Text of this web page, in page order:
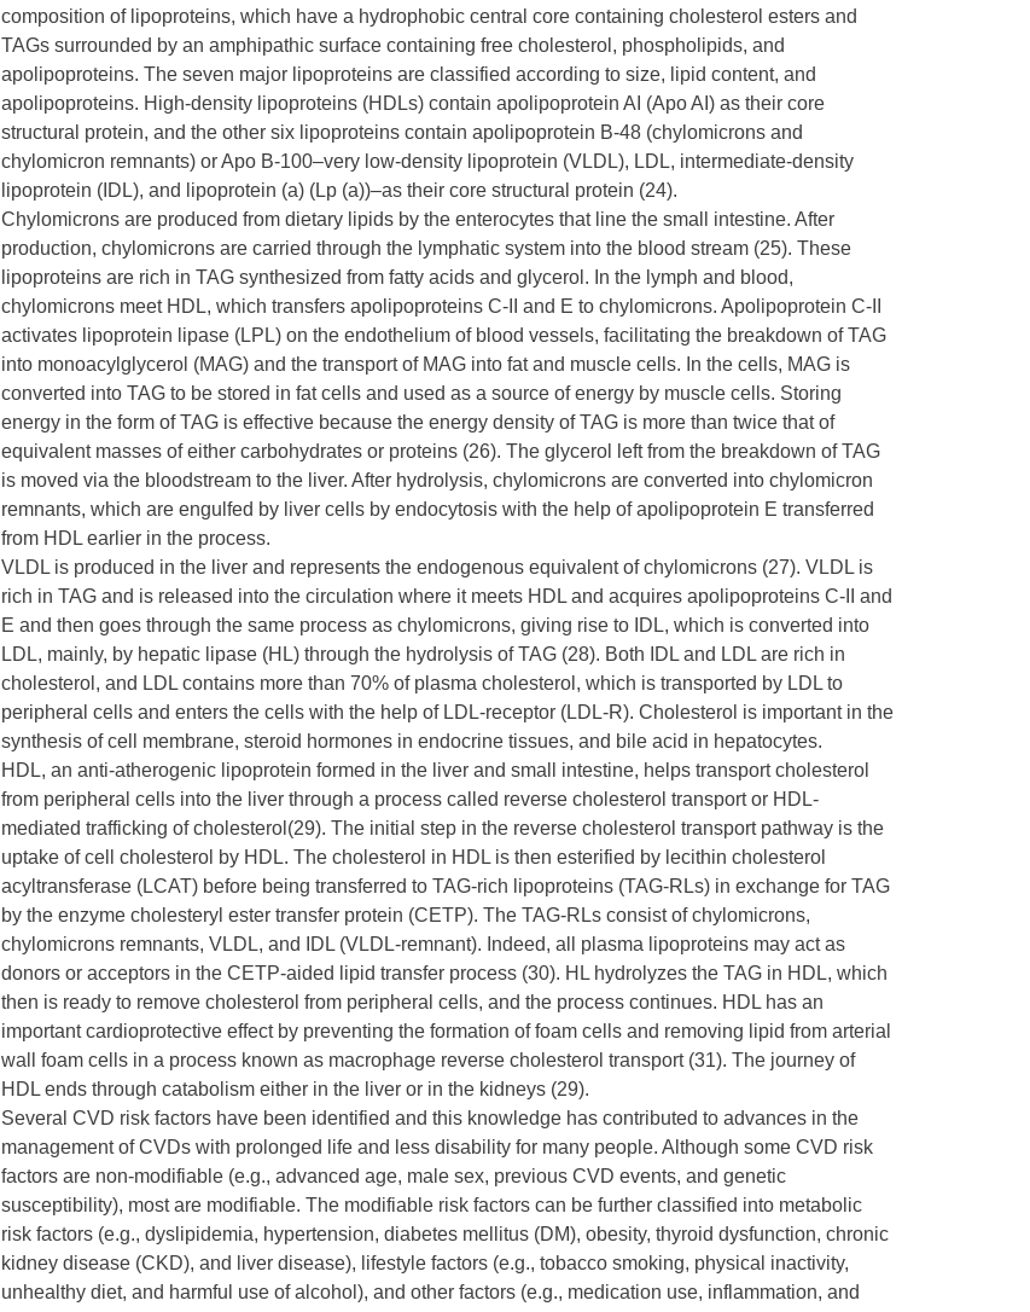
composition of lipoproteins, which have a hydrophobic central core containing cholesterol esters and
TAGs surrounded by an amphipathic surface containing free cholesterol, phospholipids, and
apolipoproteins. The seven major lipoproteins are classified according to size, lipid content, and
apolipoproteins. High-density lipoproteins (HDLs) contain apolipoprotein AI (Apo AI) as their core
structural protein, and the other six lipoproteins contain apolipoprotein B-48 (chylomicrons and
chylomicron remnants) or Apo B-100–very low-density lipoprotein (VLDL), LDL, intermediate-density
lipoprotein (IDL), and lipoprotein (a) (Lp (a))–as their core structural protein (24).
Chylomicrons are produced from dietary lipids by the enterocytes that line the small intestine. After
production, chylomicrons are carried through the lymphatic system into the blood stream (25). These
lipoproteins are rich in TAG synthesized from fatty acids and glycerol. In the lymph and blood,
chylomicrons meet HDL, which transfers apolipoproteins C-II and E to chylomicrons. Apolipoprotein C-II
activates lipoprotein lipase (LPL) on the endothelium of blood vessels, facilitating the breakdown of TAG
into monoacylglycerol (MAG) and the transport of MAG into fat and muscle cells. In the cells, MAG is
converted into TAG to be stored in fat cells and used as a source of energy by muscle cells. Storing
energy in the form of TAG is effective because the energy density of TAG is more than twice that of
equivalent masses of either carbohydrates or proteins (26). The glycerol left from the breakdown of TAG
is moved via the bloodstream to the liver. After hydrolysis, chylomicrons are converted into chylomicron
remnants, which are engulfed by liver cells by endocytosis with the help of apolipoprotein E transferred
from HDL earlier in the process.
VLDL is produced in the liver and represents the endogenous equivalent of chylomicrons (27). VLDL is
rich in TAG and is released into the circulation where it meets HDL and acquires apolipoproteins C-II and
E and then goes through the same process as chylomicrons, giving rise to IDL, which is converted into
LDL, mainly, by hepatic lipase (HL) through the hydrolysis of TAG (28). Both IDL and LDL are rich in
cholesterol, and LDL contains more than 70% of plasma cholesterol, which is transported by LDL to
peripheral cells and enters the cells with the help of LDL-receptor (LDL-R). Cholesterol is important in the
synthesis of cell membrane, steroid hormones in endocrine tissues, and bile acid in hepatocytes.
HDL, an anti-atherogenic lipoprotein formed in the liver and small intestine, helps transport cholesterol
from peripheral cells into the liver through a process called reverse cholesterol transport or HDL-
mediated trafficking of cholesterol(29). The initial step in the reverse cholesterol transport pathway is the
uptake of cell cholesterol by HDL. The cholesterol in HDL is then esterified by lecithin cholesterol
acyltransferase (LCAT) before being transferred to TAG-rich lipoproteins (TAG-RLs) in exchange for TAG
by the enzyme cholesteryl ester transfer protein (CETP). The TAG-RLs consist of chylomicrons,
chylomicrons remnants, VLDL, and IDL (VLDL-remnant). Indeed, all plasma lipoproteins may act as
donors or acceptors in the CETP-aided lipid transfer process (30). HL hydrolyzes the TAG in HDL, which
then is ready to remove cholesterol from peripheral cells, and the process continues. HDL has an
important cardioprotective effect by preventing the formation of foam cells and removing lipid from arterial
wall foam cells in a process known as macrophage reverse cholesterol transport (31). The journey of
HDL ends through catabolism either in the liver or in the kidneys (29).
Several CVD risk factors have been identified and this knowledge has contributed to advances in the
management of CVDs with prolonged life and less disability for many people. Although some CVD risk
factors are non-modifiable (e.g., advanced age, male sex, previous CVD events, and genetic
susceptibility), most are modifiable. The modifiable risk factors can be further classified into metabolic
risk factors (e.g., dyslipidemia, hypertension, diabetes mellitus (DM), obesity, thyroid dysfunction, chronic
kidney disease (CKD), and liver disease), lifestyle factors (e.g., tobacco smoking, physical inactivity,
unhealthy diet, and harmful use of alcohol), and other factors (e.g., medication use, inflammation, and